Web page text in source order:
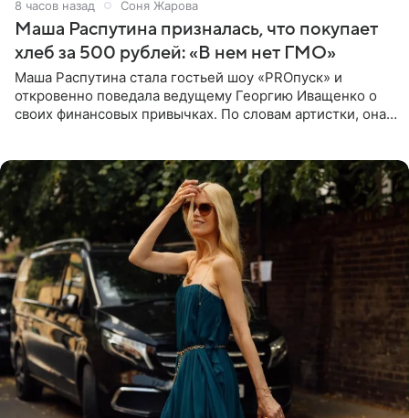
8 часов назад Соня Жарова
Маша Распутина призналась, что покупает
хлеб за 500 рублей: «В нем нет ГМО»
Маша Распутина стала гостьей шоу «PROпуск» и
откровенно поведала ведущему Георгию Иващенко о
своих финансовых привычках. По словам артистки, она